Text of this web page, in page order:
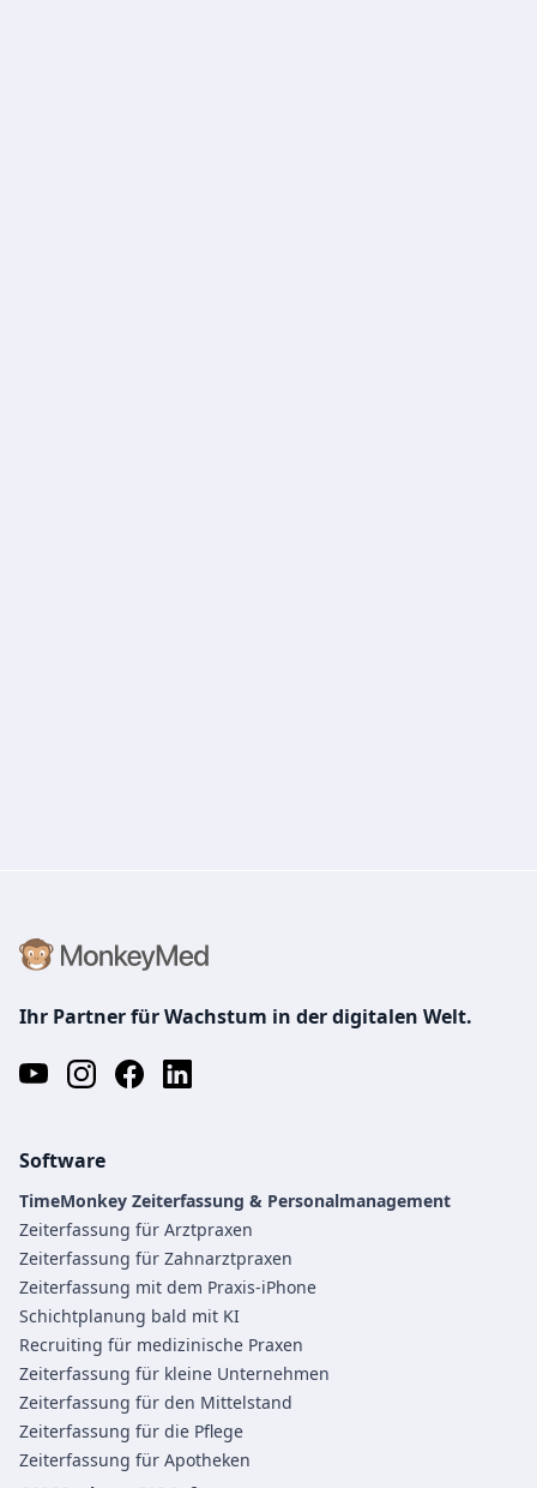
Ihr Partner für Wachstum in der digitalen Welt.
Software
TimeMonkey Zeiterfassung & Personalmanagement
Zeiterfassung für Arztpraxen
Zeiterfassung für Zahnarztpraxen
Zeiterfassung mit dem Praxis-iPhone
Schichtplanung bald mit KI
Recruiting für medizinische Praxen
Zeiterfassung für kleine Unternehmen
Zeiterfassung für den Mittelstand
Zeiterfassung für die Pflege
Zeiterfassung für Apotheken